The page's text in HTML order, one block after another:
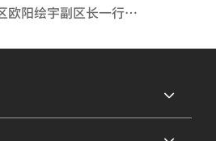
区长一行莅临新瑞鹏集团视察指导